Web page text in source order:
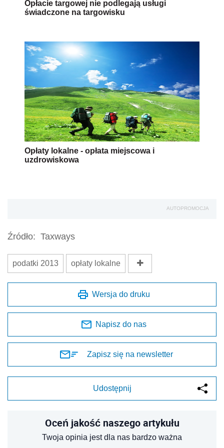
Opłacie targowej nie podlegają usługi
świadczone na targowisku
Opłaty lokalne - opłata miejscowa i
uzdrowiskowa
AUTOPROMOCJA
Źródło: Taxways
podatki 2013 opłaty lokalne
Wersja do druku
Napisz do nas
Zapisz się na newsletter
Udostępnij
Oceń jakość naszego artykułu
Twoja opinia jest dla nas bardzo ważna